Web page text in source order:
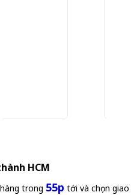
HCM
trong 55p tới và chọn giao